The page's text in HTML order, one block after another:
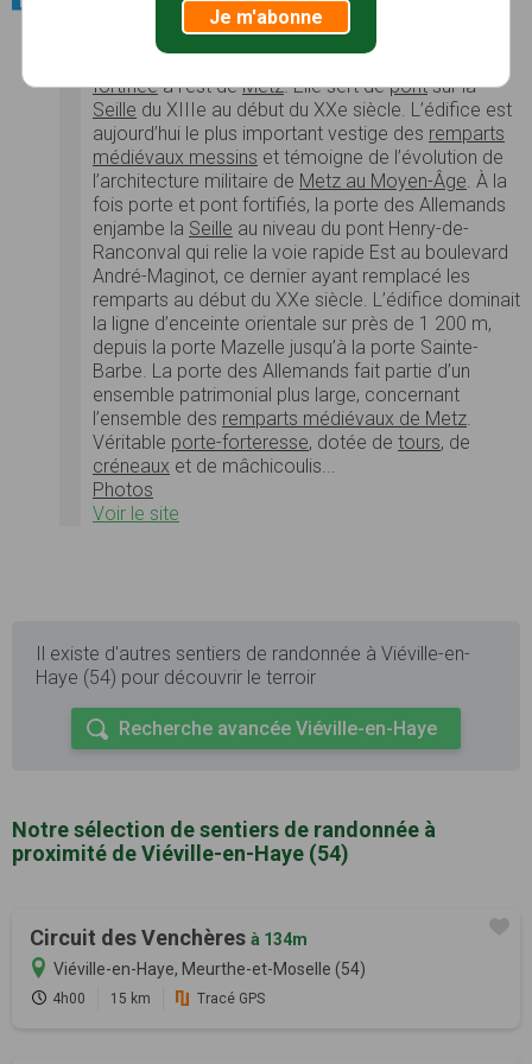
Porte des Allemands
fortifiéeà l’est deMetz. Elle sert depontsur la
Seille du XIIIe au début du XXe siècle. L’édifice est
aujourd’hui le plus important vestige des remparts
médiévaux messins et témoigne de l’évolution de
l’architecture militaire de Metz au Moyen-Âge . À la
fois porte et pont fortifiés, la porte des Allemands
enjambe la Seille au niveau du pont Henry-de-
Ranconval qui relie la voie rapide Est au boulevard
André-Maginot, ce dernier ayant remplacé les
remparts au début du XXe siècle. L’édifice dominait
la ligne d’enceinte orientale sur près de 1 200 m,
depuis la porte Mazelle jusqu’à la porte Sainte-
Barbe. La porte des Allemands fait partie d’un
ensemble patrimonial plus large, concernant
l’ensemble des remparts médiévaux de Metz
Véritable porte-forteresse, dotée de tours, de
créneaux et de mâchicoulis...
Photos
Voir le site
Il existe d'autres sentiers de randonnée à Viéville-en-
Haye (54) pour découvrir le terroir
Recherche avancée Viéville-en-Haye
Notre sélection de sentiers de randonnée à
proximité de Viéville-en-Haye (54)
Circuit des Venchères à 134m
Viéville-en-Haye, Meurthe-et-Moselle (54)
4h00 15 km Tracé GPS
Je m'abonne